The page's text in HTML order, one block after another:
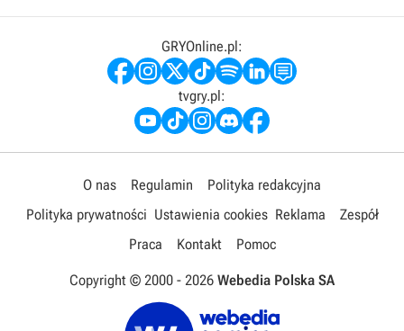
GRYOnline.pl:
tvgry.pl:
O nas Regulamin
Polityka redakcyjna
Polityka prywatności Ustawienia cookies Reklama
Zespół
Praca
Kontakt Pomoc
Copyright © 2000 - 2026 Webedia Polska SA